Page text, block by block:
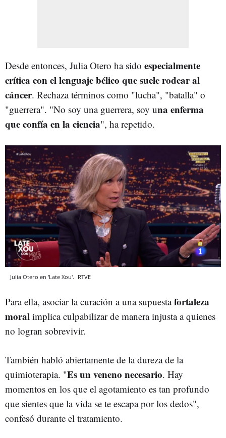
Desde entonces, Julia Otero ha sido especialmente
crítica con el lenguaje bélico que suele rodear al
cáncer. Rechaza términos como "lucha", "batalla" o
"guerrera". "No soy una guerrera, soy una enferma
que confía en la ciencia", ha repetido.
Julia Otero en 'Late Xou'. RTVE
Para ella, asociar la curación a una supuestafortaleza
moral implica culpabilizar de manera injusta a quienes
no logran sobrevivir.
También habló abiertamente de la dureza de la
quimioterapia. "Es un veneno necesario. Hay
momentos en los que el agotamiento es tan profundo
que sientes que la vida se te escapa por los dedos",
confesó durante el tratamiento.